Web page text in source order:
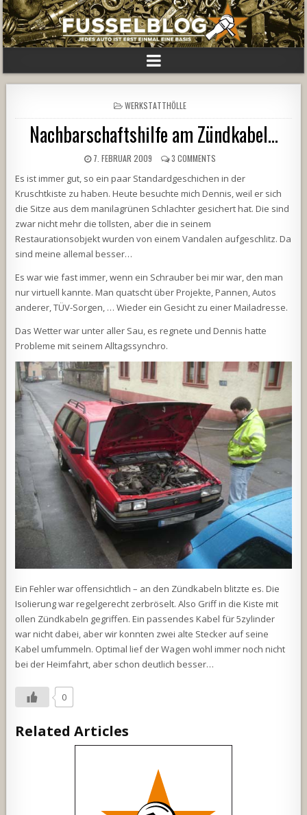
POSTED
IN
WERKSTATTHÖLLE
Nachbarschaftshilfe am Zündkabel…
7. FEBRUAR 2009 3 COMMENTS
Es ist immer gut, so ein paar Standardgeschichen in der
Kruschtkiste zu haben. Heute besuchte mich Dennis, weil er sich
die Sitze aus dem manilagrünen Schlachter gesichert hat. Die sind
zwar nicht mehr die tollsten, aber die in seinem
Restaurationsobjekt wurden von einem Vandalen aufgeschlitz. Da
sind meine allemal besser…
Es war wie fast immer, wenn ein Schrauber bei mir war, den man
nur virtuell kannte. Man quatscht über Projekte, Pannen, Autos
anderer, TÜV-Sorgen, … Wieder ein Gesicht zu einer Mailadresse.
Das Wetter war unter aller Sau, es regnete und Dennis hatte
Probleme mit seinem Alltagssynchro.
Ein Fehler war offensichtlich – an den Zündkabeln blitzte es. Die
Isolierung war regelgerecht zerbröselt. Also Griff in die Kiste mit
ollen Zündkabeln gegriffen. Ein passendes Kabel für 5zylinder
war nicht dabei, aber wir konnten zwei alte Stecker auf seine
Kabel umfummeln. Optimal lief der Wagen wohl immer noch nicht
bei der Heimfahrt, aber schon deutlich besser…
0
Related Articles